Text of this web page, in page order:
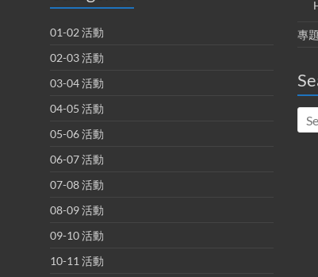
01-02 活動
02-03 活動
03-04 活動
04-05 活動
05-06 活動
06-07 活動
07-08 活動
08-09 活動
09-10 活動
10-11 活動
專題